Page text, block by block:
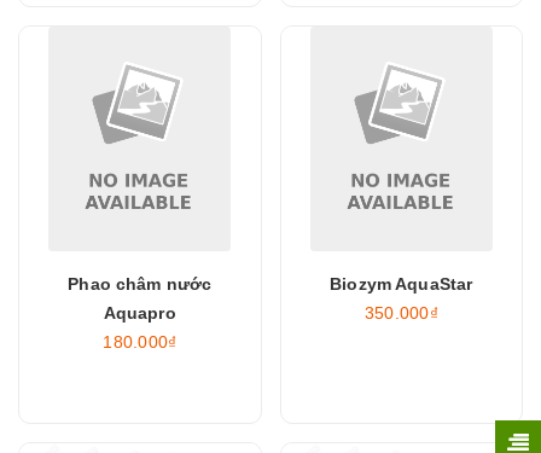
Phao châm nước
Aquapro
180.000₫
Biozym AquaStar
350.000₫